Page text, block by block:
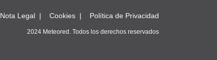
Nota Legal Cookies Política de Privacidad
2024 Meteored. Todos los derechos reservados